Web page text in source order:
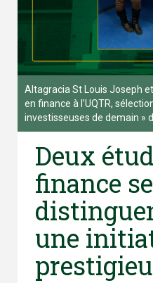
Altagracia St Louis Joseph
en finance à l’UQTR,
investisseuses de demain »
Deux
finance se
une